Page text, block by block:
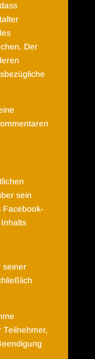
Der
sein
Facebook-
seiner
Teilnehmer,